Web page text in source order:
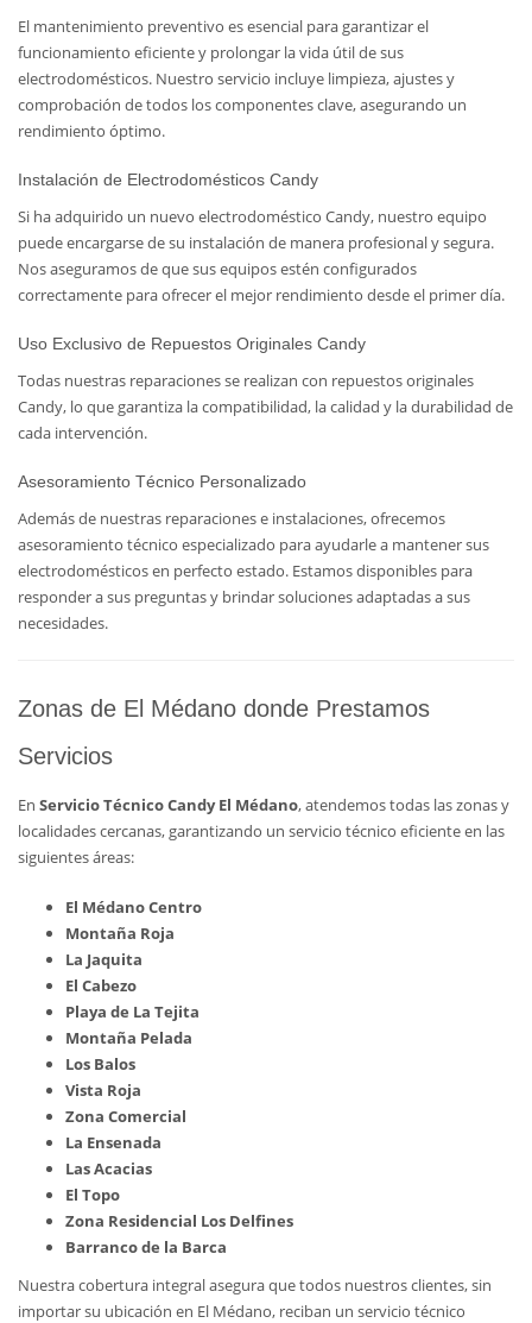
El mantenimiento preventivo es esencial para garantizar el
funcionamiento eficiente y prolongar la vida útil de sus
electrodomésticos. Nuestro servicio incluye limpieza, ajustes y
comprobación de todos los componentes clave, asegurando un
rendimiento óptimo.
Instalación de Electrodomésticos Candy
Si ha adquirido un nuevo electrodoméstico Candy, nuestro equipo
puede encargarse de su instalación de manera profesional y segura.
Nos aseguramos de que sus equipos estén configurados
correctamente para ofrecer el mejor rendimiento desde el primer día.
Uso Exclusivo de Repuestos Originales Candy
Todas nuestras reparaciones se realizan con repuestos originales
Candy, lo que garantiza la compatibilidad, la calidad y la durabilidad de
cada intervención.
Asesoramiento Técnico Personalizado
Además de nuestras reparaciones e instalaciones, ofrecemos
asesoramiento técnico especializado para ayudarle a mantener sus
electrodomésticos en perfecto estado. Estamos disponibles para
responder a sus preguntas y brindar soluciones adaptadas a sus
necesidades.
Zonas de El Médano donde Prestamos
Servicios
En Servicio Técnico Candy El Médano, atendemos todas las zonas y
localidades cercanas, garantizando un servicio técnico eficiente en las
siguientes áreas:
El Médano Centro
Montaña Roja
La Jaquita
El Cabezo
Playa de La Tejita
Montaña Pelada
Los Balos
Vista Roja
Zona Comercial
La Ensenada
Las Acacias
El Topo
Zona Residencial Los Delfines
Barranco de la Barca
Nuestra cobertura integral asegura que todos nuestros clientes, sin
importar su ubicación en El Médano, reciban un servicio técnico